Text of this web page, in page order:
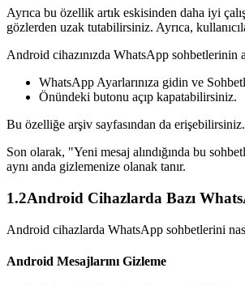
Ayrıca bu özellik artık eskisinden daha iyi
gözlerden uzak tutabilirsiniz. Ayrıca,
Android cihazınızda WhatsApp sohbetlerinin
WhatsApp Ayarlarınıza gidin ve
Önündeki butonu açıp kapatabilirsiniz.
Bu özelliğe arşiv sayfasından da
Son olarak, "Yeni mesaj alındığında bu
aynı anda gizlemenize olanak tanır.
1.2Android Cihazlarda Bazı
Android cihazlarda WhatsApp sohbetlerini
Android Mesajlarını Gizleme